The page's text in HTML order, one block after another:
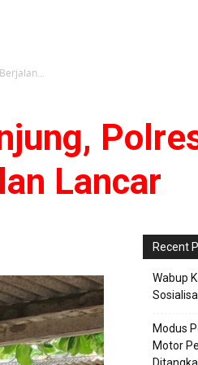
Lancar
Recent
Wabup
Modus
Motor